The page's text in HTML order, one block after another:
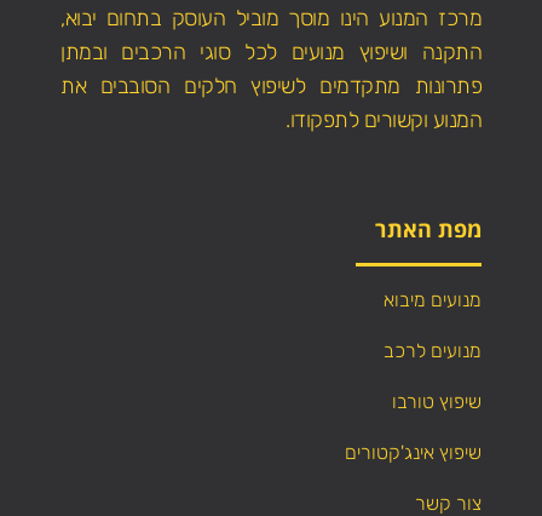
מרכז המנוע הינו מוסך מוביל העוסק בתחום יבוא,
התקנה ושיפוץ מנועים לכל סוגי הרכבים ובמתן
פתרונות מתקדמים לשיפוץ חלקים הסובבים את
המנוע וקשורים לתפקודו.
מפת האתר
מנועים מיבוא
מנועים לרכב
שיפוץ טורבו
שיפוץ אינג'קטורים
צור קשר